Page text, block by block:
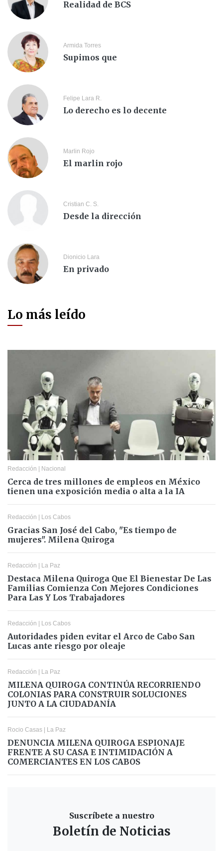
Realidad de BCS
Armida Torres
Supimos que
Felipe Lara R.
Lo derecho es lo decente
Marlin Rojo
El marlin rojo
Cristian C. S.
Desde la dirección
Dionicio Lara
En privado
Lo más leído
Redacción Nacional
Cerca de tres millones de empleos en México
tienen una exposición media o alta a la IA
Redacción Los Cabos
Gracias San José del Cabo, "Es tiempo de
mujeres". Milena Quiroga
Redacción La Paz
Destaca Milena Quiroga Que El Bienestar De Las
Familias Comienza Con Mejores Condiciones
Para Las Y Los Trabajadores
Redacción Los Cabos
Autoridades piden evitar el Arco de Cabo San
Lucas ante riesgo por oleaje
Redacción La Paz
MILENA QUIROGA CONTINÚA RECORRIENDO
COLONIAS PARA CONSTRUIR SOLUCIONES
JUNTO A LA CIUDADANÍA
Rocio Casas La Paz
DENUNCIA MILENA QUIROGA ESPIONAJE
FRENTE A SU CASA E INTIMIDACIÓN A
COMERCIANTES EN LOS CABOS
Suscríbete a nuestro
Boletín de Noticias